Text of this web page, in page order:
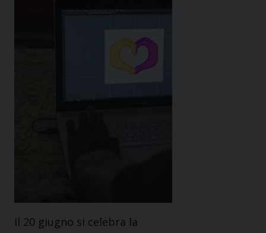
Il 20 giugno si celebra la